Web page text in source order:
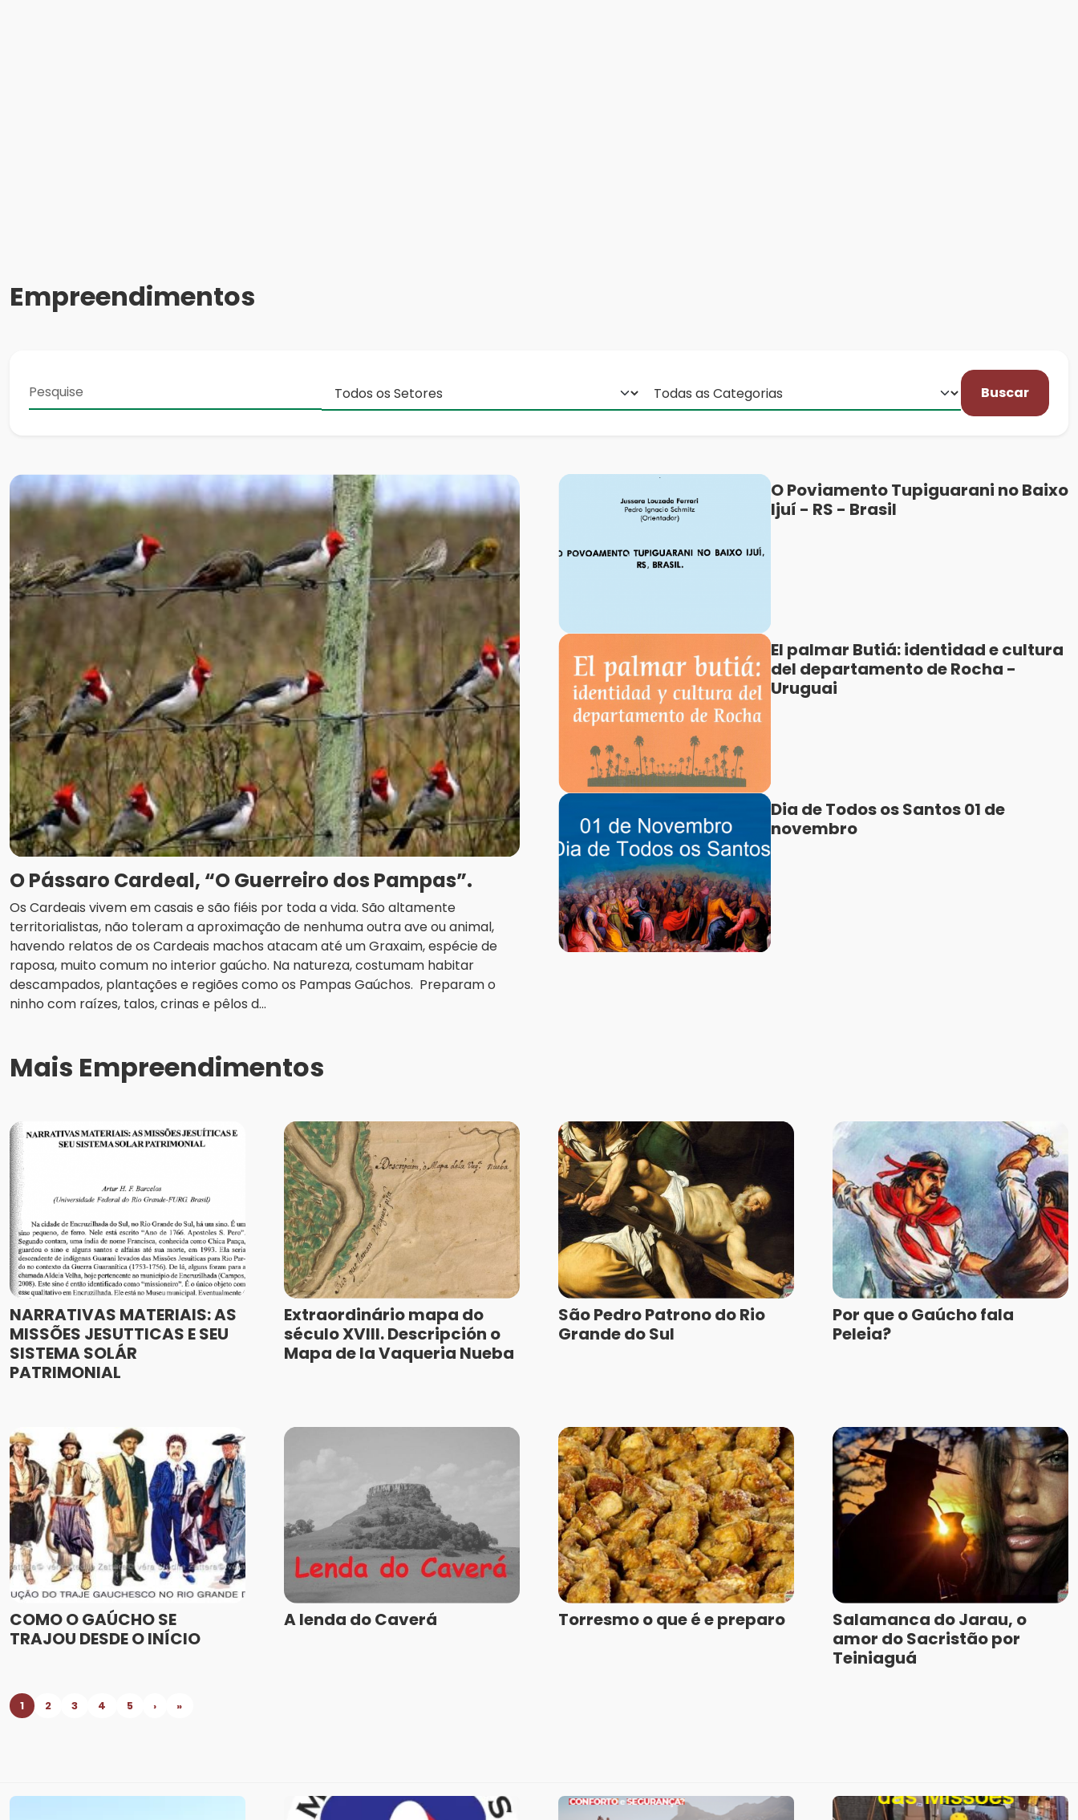
Empreendimentos
Buscar
O Pássaro Cardeal, “O Guerreiro dos Pampas”.
Os Cardeais vivem em casais e são fiéis por toda a vida. São altamente
territorialistas, não toleram a aproximação de nenhuma outra ave ou animal,
havendo relatos de os Cardeais machos atacam até um Graxaim, espécie de
raposa, muito comum no interior gaúcho. Na natureza, costumam habitar
descampados, plantações e regiões como os Pampas Gaúchos. Preparam o
ninho com raízes, talos, crinas e pêlos d...
O Poviamento Tupiguarani no Baixo
Ijuí - RS - Brasil
El palmar Butiá: identidad e cultura
del departamento de Rocha -
Uruguai
Dia de Todos os Santos 01 de
novembro
Mais Empreendimentos
NARRATIVAS MATERIAIS: AS
MISSÕES JESUTTICAS E SEU
SISTEMA SOLÁR
PATRIMONIAL
Extraordinário mapa do
século XVIII. Descripción o
Mapa de la Vaqueria Nueba
São Pedro Patrono do Rio
Grande do Sul
Por que o Gaúcho fala
Peleia?
COMO O GAÚCHO SE
TRAJOU DESDE O INÍCIO
A lenda do Caverá Torresmo o que é e preparo
Salamanca do Jarau, o
amor do Sacristão por
Teiniaguá
1 2 3 4 5 › »